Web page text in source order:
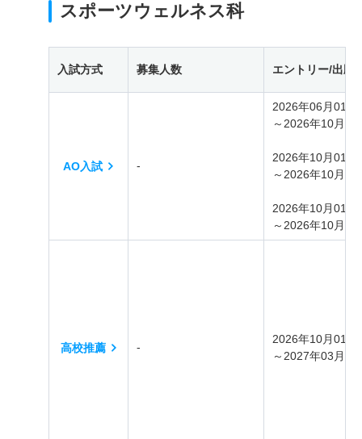
スポーツウェルネス科
入試方式 募集人数 エントリー/出願
AO入試 ‐
2026年06月01日
～2026年10月30
2026年10月01日
～2026年10月08
2026年10月01日
～2026年10月30
高校推薦 ‐
2026年10月01日
～2027年03月31